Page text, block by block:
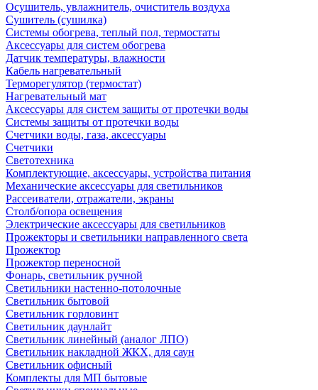
Осушитель, увлажнитель, очиститель воздуха
Сушитель (сушилка)
Системы обогрева, теплый пол, термостаты
Аксессуары для систем обогрева
Датчик температуры, влажности
Кабель нагревательный
Терморегулятор (термостат)
Нагревательный мат
Аксессуары для систем защиты от протечки воды
Системы защиты от протечки воды
Счетчики воды, газа, аксессуары
Счетчики
Светотехника
Комплектующие, аксессуары, устройства питания
Механические аксессуары для светильников
Рассеиватели, отражатели, экраны
Столб/опора освещения
Электрические аксессуары для светильников
Прожекторы и светильники направленного света
Прожектор
Прожектор переносной
Фонарь, светильник ручной
Светильники настенно-потолочные
Светильник бытовой
Светильник горловинт
Светильник даунлайт
Светильник линейный (аналог ЛПО)
Светильник накладной ЖКХ, для саун
Светильник офисный
Комплекты для МП бытовые